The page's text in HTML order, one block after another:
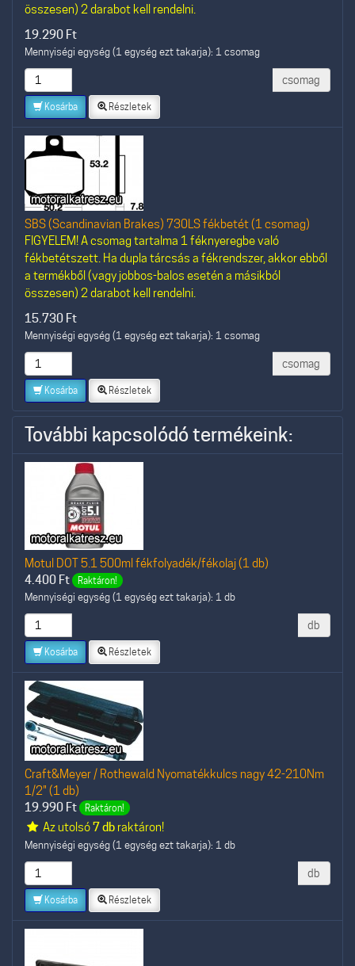
összesen) 2 darabot kell rendelni.
19.290 Ft
Mennyiségi egység (1 egység ezt takarja): 1 csomag
csomag
Kosárba Részletek
SBS (Scandinavian Brakes) 730LS fékbetét (1 csomag)
FIGYELEM! A csomag tartalma 1 féknyeregbe való
fékbetétszett. Ha dupla tárcsás a fékrendszer, akkor ebből
a termékből (vagy jobbos-balos esetén a másikból
összesen) 2 darabot kell rendelni.
15.730 Ft
Mennyiségi egység (1 egység ezt takarja): 1 csomag
csomag
Kosárba Részletek
További kapcsolódó termékeink:
Motul DOT 5.1 500ml fékfolyadék/fékolaj (1 db)
4.400 Ft Raktáron!
Mennyiségi egység (1 egység ezt takarja): 1 db
db
Kosárba Részletek
Craft&Meyer / Rothewald Nyomatékkulcs nagy 42-210Nm
1/2" (1 db)
19.990 Ft Raktáron!
Az utolsó7 dbraktáron!
Mennyiségi egység (1 egység ezt takarja): 1 db
db
Kosárba Részletek